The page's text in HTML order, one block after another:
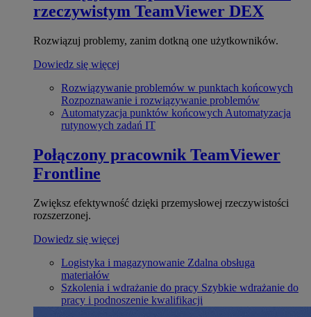
rzeczywistym TeamViewer DEX
Rozwiązuj problemy, zanim dotkną one użytkowników.
Dowiedz się więcej
Rozwiązywanie problemów w punktach końcowych
Rozpoznawanie i rozwiązywanie problemów
Automatyzacja punktów końcowych Automatyzacja
rutynowych zadań IT
Połączony pracownik TeamViewer
Frontline
Zwiększ efektywność dzięki przemysłowej rzeczywistości
rozszerzonej.
Dowiedz się więcej
Logistyka i magazynowanie Zdalna obsługa
materiałów
Szkolenia i wdrażanie do pracy Szybkie wdrażanie do
pracy i podnoszenie kwalifikacji